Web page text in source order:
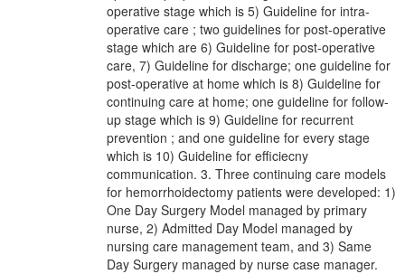
operative stage which is 5) Guideline for intra-
operative care ; two guidelines for post-operative
stage which are 6) Guideline for post-operative
care, 7) Guideline for discharge; one guideline for
post-operative at home which is 8) Guideline for
continuing care at home; one guideline for follow-
up stage which is 9) Guideline for recurrent
prevention ; and one guideline for every stage
which is 10) Guideline for efficiecny
communication. 3. Three continuing care models
for hemorrhoidectomy patients were developed: 1)
One Day Surgery Model managed by primary
nurse, 2) Admitted Day Model managed by
nursing care management team, and 3) Same
Day Surgery managed by nurse case manager.